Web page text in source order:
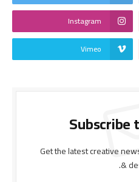
Instagram
Vimeo
Subscribe
Get the latest creative
&